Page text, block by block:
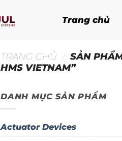
Trang chủ
TRANG CHỦ / SẢN
HMS VIETNAM”
DANH MỤC SẢN PHẨM
Actuator Devices